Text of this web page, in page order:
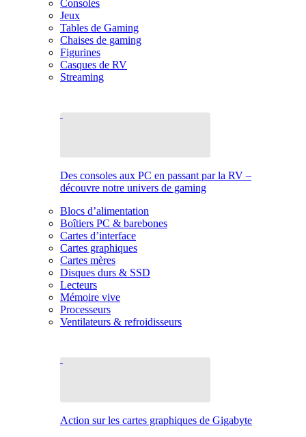
Consoles
Jeux
Tables de Gaming
Chaises de gaming
Figurines
Casques de RV
Streaming
Des consoles aux PC en passant par la RV –
découvre notre univers de gaming
Blocs d’alimentation
Boîtiers PC & barebones
Cartes d’interface
Cartes graphiques
Cartes mères
Disques durs & SSD
Lecteurs
Mémoire vive
Processeurs
Ventilateurs & refroidisseurs
Action sur les cartes graphiques de Gigabyte